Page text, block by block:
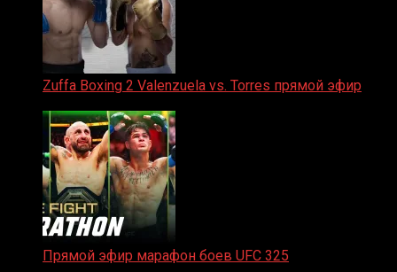
Zuffa Boxing 2 Valenzuela vs. Torres прямой эфир
Прямой эфир марафон боев UFC 325